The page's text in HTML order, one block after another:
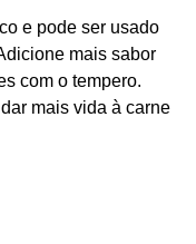
e pode ser usado
mais sabor
com o tempero.
mais vida à carne